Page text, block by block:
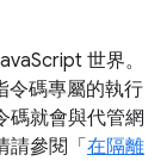
世界。
令碼專屬的執行
碼就會與代管網
參閱「 在隔離